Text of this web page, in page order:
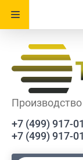
+7 (499) 917-
+7 (499) 917-